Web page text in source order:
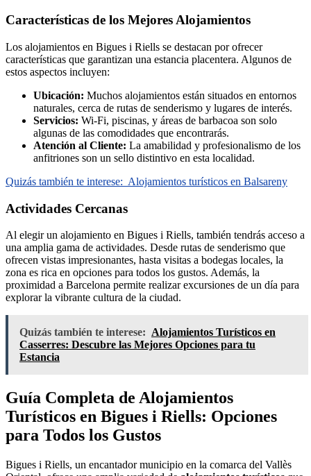
Características de los Mejores Alojamientos
Los alojamientos en Bigues i Riells se destacan por ofrecer
características que garantizan una estancia placentera. Algunos de
estos aspectos incluyen:
Ubicación: Muchos alojamientos están situados en entornos
naturales, cerca de rutas de senderismo y lugares de interés.
Servicios: Wi-Fi, piscinas, y áreas de barbacoa son solo
algunas de las comodidades que encontrarás.
Atención al Cliente: La amabilidad y profesionalismo de los
anfitriones son un sello distintivo en esta localidad.
Quizás también te interese: Alojamientos turísticos en Balsareny
Actividades Cercanas
Al elegir un alojamiento en Bigues i Riells, también tendrás acceso a
una amplia gama de actividades. Desde rutas de senderismo que
ofrecen vistas impresionantes, hasta visitas a bodegas locales, la
zona es rica en opciones para todos los gustos. Además, la
proximidad a Barcelona permite realizar excursiones de un día para
explorar la vibrante cultura de la ciudad.
Quizás también te interese: Alojamientos Turísticos en
Casserres: Descubre las Mejores Opciones para tu
Estancia
Guía Completa de Alojamientos
Turísticos en Bigues i Riells: Opciones
para Todos los Gustos
Bigues i Riells, un encantador municipio en la comarca del Vallès